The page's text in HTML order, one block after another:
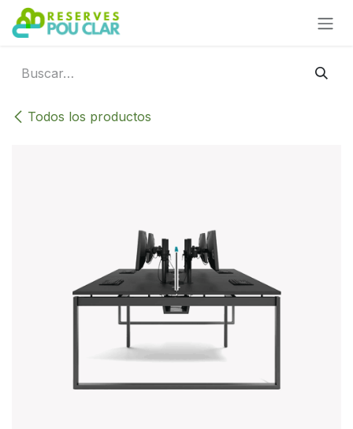
Ir al contenido
Todos los productos